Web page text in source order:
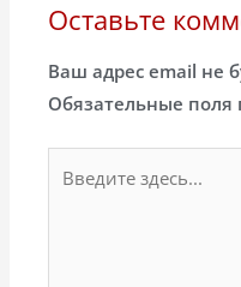
Оставьте
Ваш адрес email не
Обязательные
здесь...